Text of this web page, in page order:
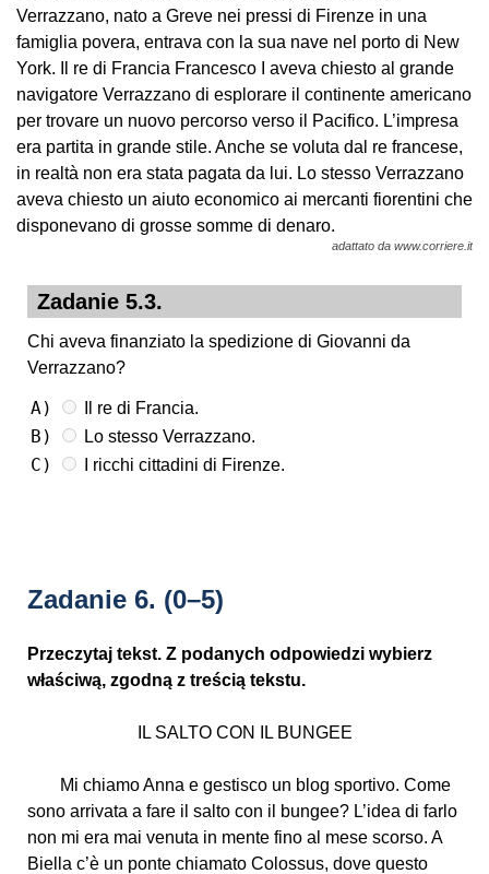
Verrazzano, nato a Greve nei pressi di Firenze in una
famiglia povera, entrava con la sua nave nel porto di New
York. Il re di Francia Francesco I aveva chiesto al grande
navigatore Verrazzano di esplorare il continente americano
per trovare un nuovo percorso verso il Pacifico. L’impresa
era partita in grande stile. Anche se voluta dal re francese,
in realtà non era stata pagata da lui. Lo stesso Verrazzano
aveva chiesto un aiuto economico ai mercanti fiorentini che
disponevano di grosse somme di denaro.
adattato da www.corriere.it
Zadanie 5.3.
Chi aveva finanziato la spedizione di Giovanni da
Verrazzano?
A) Il re di Francia.
B) Lo stesso Verrazzano.
C) I ricchi cittadini di Firenze.
Zadanie 6. (0–5)
Przeczytaj tekst. Z podanych odpowiedzi wybierz
właściwą, zgodną z treścią tekstu.
IL SALTO CON IL BUNGEE
Mi chiamo Anna e gestisco un blog sportivo. Come
sono arrivata a fare il salto con il bungee? L’idea di farlo
non mi era mai venuta in mente fino al mese scorso. A
Biella c’è un ponte chiamato Colossus, dove questo